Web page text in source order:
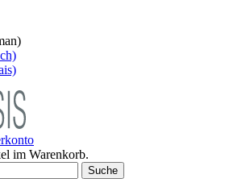
im Warenkorb.
Suche